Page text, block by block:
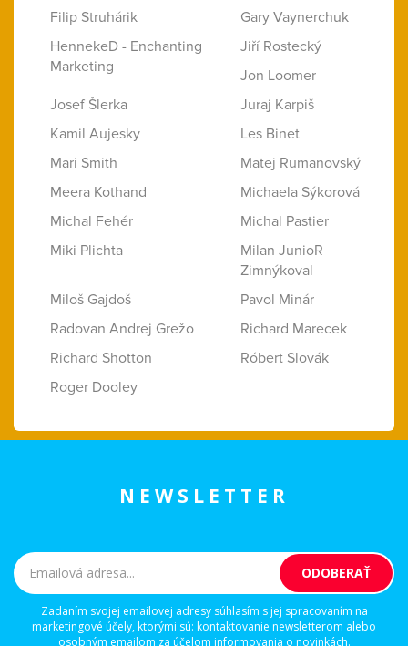
Filip Struhárik
Gary Vaynerchuk
HennekeD - Enchanting
Marketing
Jiří Rostecký
Jon Loomer
Josef Šlerka
Juraj Karpiš
Kamil Aujesky
Les Binet
Mari Smith
Matej Rumanovský
Meera Kothand
Michaela Sýkorová
Michal Fehér
Michal Pastier
Miki Plichta
Milan JunioR
Zimnýkoval
Miloš Gajdoš
Pavol Minár
Radovan Andrej Grežo
Richard Marecek
Richard Shotton
Róbert Slovák
Roger Dooley
NEWSLETTER
Zadaním svojej emailovej adresy súhlasím s jej spracovaním na
marketingové účely, ktorými sú: kontaktovanie newsletterom alebo
osobným emailom za účelom informovania o novinkách.